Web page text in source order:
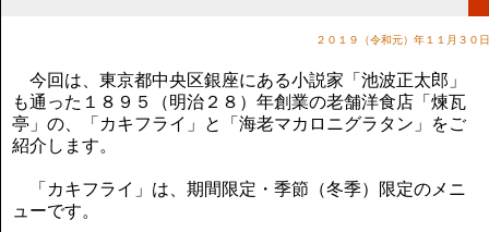
２０１９（令和元）年１１月３０日
今回は、東京都中央区銀座にある小説家「池波正太郎」
も通った１８９５（明治２８）年創業の老舗洋食店「煉瓦
亭」の、「カキフライ」と「海老マカロニグラタン」をご
紹介します。
「カキフライ」は、期間限定・季節（冬季）限定のメニ
ューです。